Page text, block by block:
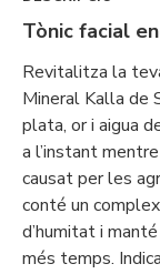
Tònic facial
Revitalitza la
Mineral Kalla de
plata, or i aigua
a l’instant
causat per les
conté un
d’humitat i
més temps.